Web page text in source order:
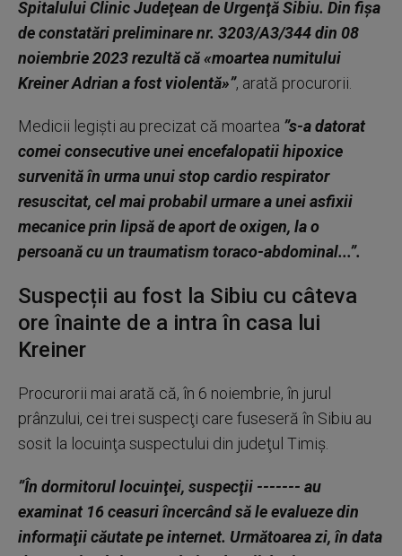
Spitalului Clinic Judeţean de Urgenţă Sibiu. Din fişa
de constatări preliminare nr. 3203/A3/344 din 08
noiembrie 2023 rezultă că «moartea numitului
Kreiner Adrian a fost violentă»”, arată procurorii.
Medicii legişti au precizat că moartea ”s-a datorat
comei consecutive unei encefalopatii hipoxice
survenită în urma unui stop cardio respirator
resuscitat, cel mai probabil urmare a unei asfixii
mecanice prin lipsă de aport de oxigen, la o
persoană cu un traumatism toraco-abdominal...”.
Suspecții au fost la Sibiu cu câteva
ore înainte de a intra în casa lui
Kreiner
Procurorii mai arată că, în 6 noiembrie, în jurul
prânzului, cei trei suspecţi care fuseseră în Sibiu au
sosit la locuinţa suspectului din judeţul Timiş.
”În dormitorul locuinţei, suspecţii ------- au
examinat 16 ceasuri încercând să le evalueze din
informaţii căutate pe internet. Următoarea zi, în data